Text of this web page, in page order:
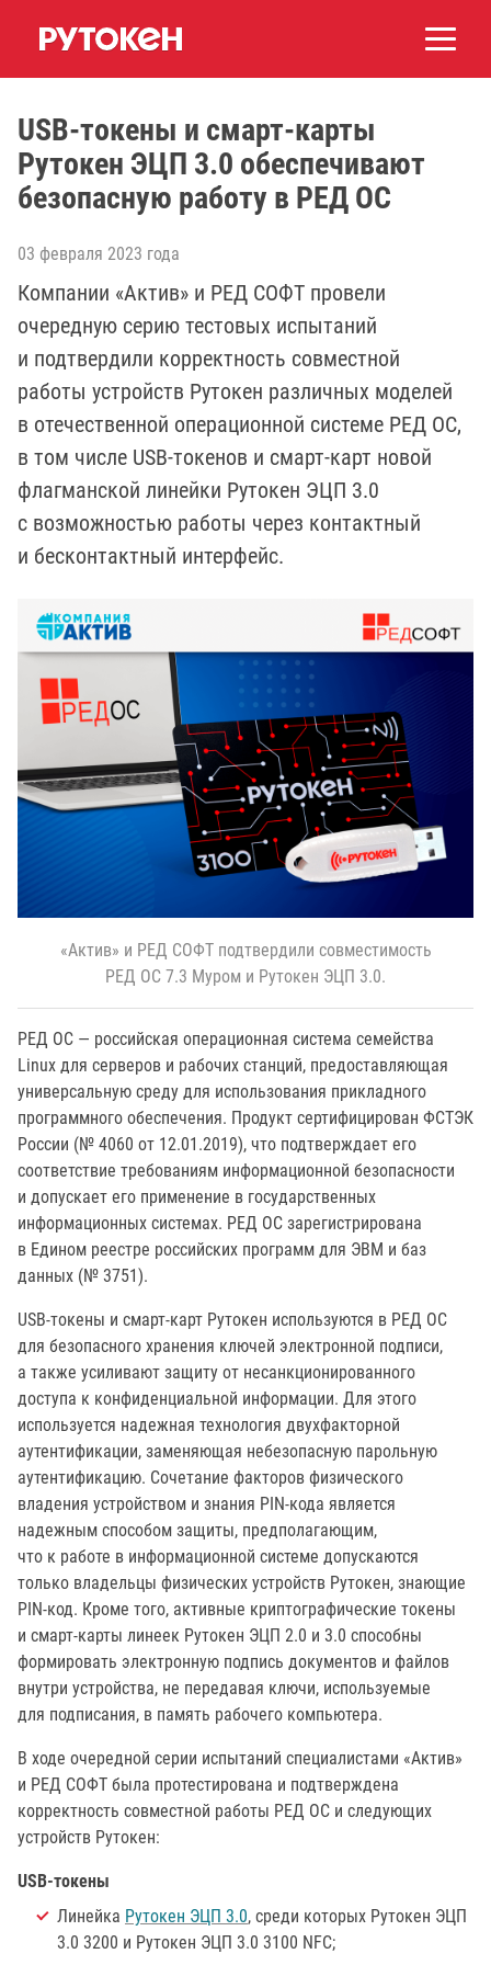
USB-токены и смарт-карты
Рутокен ЭЦП 3.0 обеспечивают
безопасную работу в РЕД ОС
03 февраля 2023 года
Компании «Актив» и РЕД СОФТ провели
очередную серию тестовых испытаний
и подтвердили корректность совместной
работы устройств Рутокен различных моделей
в отечественной операционной системе РЕД ОС,
в том числе USB-токенов и смарт-карт новой
флагманской линейки Рутокен ЭЦП 3.0
с возможностью работы через контактный
и бесконтактный интерфейс.
«Актив» и РЕД СОФТ подтвердили совместимость
РЕД ОС 7.3 Муром и Рутокен ЭЦП 3.0.
РЕД ОС — российская операционная система семейства
Linux для серверов и рабочих станций, предоставляющая
универсальную среду для использования прикладного
программного обеспечения. Продукт сертифицирован ФСТЭК
России (№ 4060 от 12.01.2019), что подтверждает его
соответствие требованиям информационной безопасности
и допускает его применение в государственных
информационных системах. РЕД ОС зарегистрирована
в Едином реестре российских программ для ЭВМ и баз
данных (№ 3751).
USB-токены и смарт-карт Рутокен используются в РЕД ОС
для безопасного хранения ключей электронной подписи,
а также усиливают защиту от несанкционированного
доступа к конфиденциальной информации. Для этого
используется надежная технология двухфакторной
аутентификации, заменяющая небезопасную парольную
аутентификацию. Сочетание факторов физического
владения устройством и знания PIN-кода является
надежным способом защиты, предполагающим,
что к работе в информационной системе допускаются
только владельцы физических устройств Рутокен, знающие
PIN-код. Кроме того, активные криптографические токены
и смарт-карты линеек Рутокен ЭЦП 2.0 и 3.0 способны
формировать электронную подпись документов и файлов
внутри устройства, не передавая ключи, используемые
для подписания, в память рабочего компьютера.
В ходе очередной серии испытаний специалистами «Актив»
и РЕД СОФТ была протестирована и подтверждена
корректность совместной работы РЕД ОС и следующих
устройств Рутокен:
USB-токены
Линейка Рутокен ЭЦП 3.0, среди которых Рутокен ЭЦП
3.0 3200 и Рутокен ЭЦП 3.0 3100 NFC;